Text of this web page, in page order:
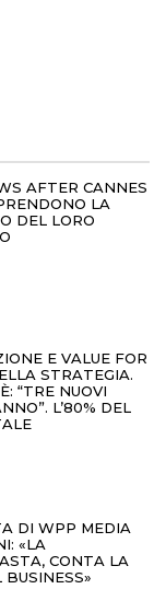
AFTER CANNES
LA
DEL LORO
E VALUE FOR
STRATEGIA.
“TRE NUOVI
L’80% DEL
DI WPP MEDIA
«LA
CONTA LA
BUSINESS»